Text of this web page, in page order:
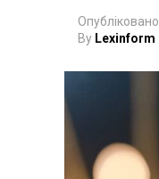
Опубліковано
By Lexinform